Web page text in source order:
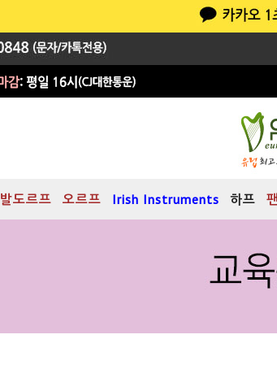
발도르프 오르프 Irish Instruments 하프